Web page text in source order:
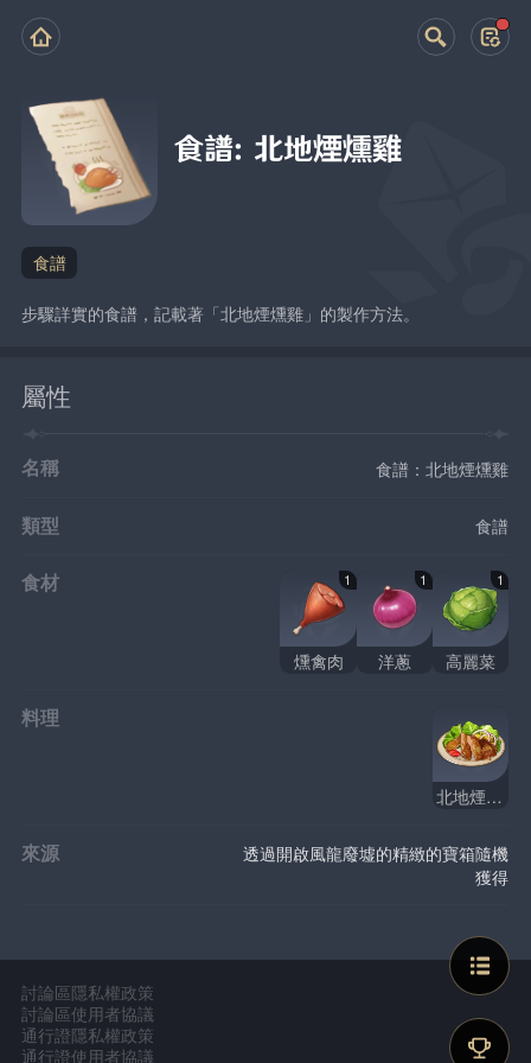
食譜：北地煙燻雞
食譜
步驟詳實的食譜，記載著「北地煙燻雞」的製作方法。
屬性
名稱 食譜：北地煙燻雞
類型 食譜
食材 1
燻禽肉
1
洋蔥
1
高麗菜
料理
北地煙燻雞
來源
透過開啟風龍廢墟的精緻的寶箱隨機
獲得
討論區隱私權政策
討論區使用者協議
通行證隱私權政策
通行證使用者協議